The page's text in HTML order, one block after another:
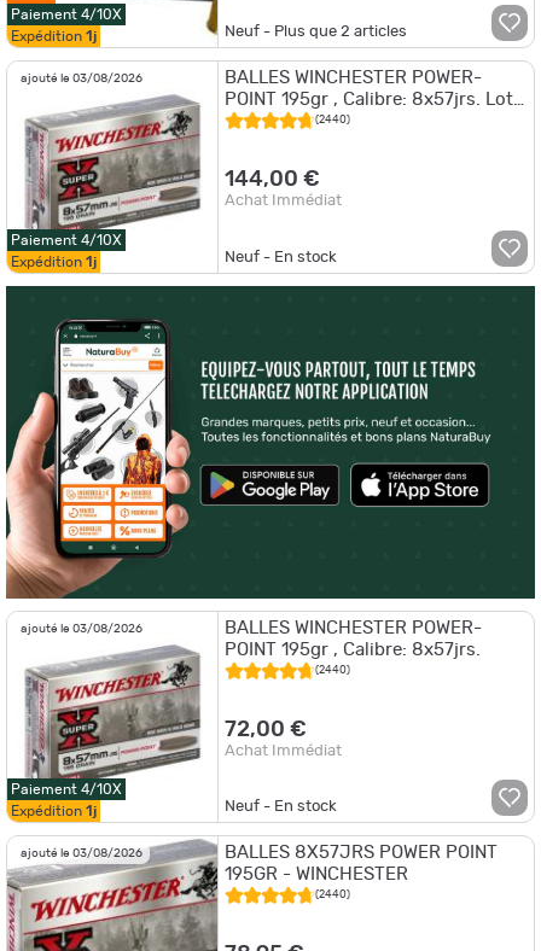
Paiement 4/10X
Expédition 1j Neuf - Plus que2 articles
ajouté le 03/08/2026
Paiement 4/10X
Expédition 1j
BALLES WINCHESTER POWER-
POINT 195gr , Calibre: 8x57jrs. Lot
de 40 cartouches. !!
(2440)
144,00 €
Achat Immédiat
Neuf - En stock
ajouté le 03/08/2026
Paiement 4/10X
Expédition 1j
BALLES WINCHESTER POWER-
POINT 195gr , Calibre: 8x57jrs.
(2440)
72,00 €
Achat Immédiat
Neuf - En stock
ajouté le 03/08/2026
BALLES 8X57JRS POWER POINT
195GR - WINCHESTER
(2440)